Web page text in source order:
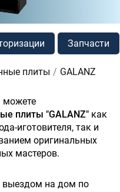
Запчасти
плиты GALANZ
можете
плиты "GALANZ" как
иготовителя, так и
оригинальных
мастеров.
выездом на дом по